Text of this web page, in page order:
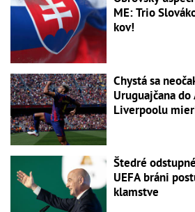
ME: Trio
kov!
Chystá sa
Uruguajčana
Liverpoolu
Štedré
UEFA bráni
klamstve